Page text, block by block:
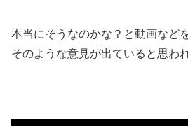
本当にそうなのかな？と動画など
そのような意見が出ていると思わ